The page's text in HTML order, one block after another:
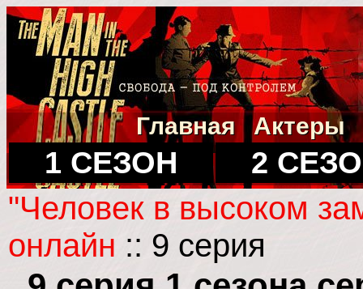
Главная Актеры
1 СЕЗОН 2
"Человек в высоком
онлайн :: 9 серия